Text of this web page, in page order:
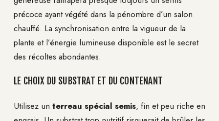
précoce ayant végété dans la pénombre d’un salon
chauffé. La synchronisation entre la vigueur de la
plante et l’énergie lumineuse disponible est le secret
des récoltes abondantes.
LE CHOIX DU SUBSTRAT ET DU CONTENANT
Utilisez un terreau spécial semis, fin et peu riche en